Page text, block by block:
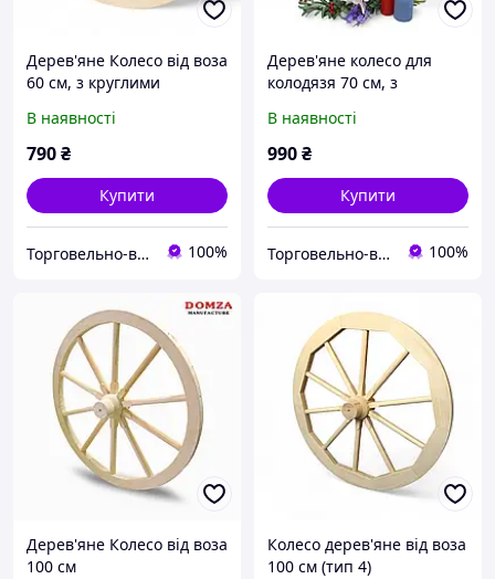
Дерев'яне Колесо від воза
60 см, з круглими
В наявності
790₴
Купити
Торговельно-виробнича компанія "ДОМЗА" 100%
Дерев'яне колесо для
колодязя 70 см, з
2-1)
В наявності
990₴
Купити
Торговельно-виробнича компанія "ДОМЗА" 100%
Дерев'яне Колесо від воза
100 см
Колесо дерев'яне від воза
100 см (тип 4)